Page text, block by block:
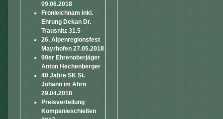
09.06.2018
Fronleichnam inkl.
Ehrung Dekan Dr.
Trausnitz 31.5
26. Alpenregionsfest
Mayrhofen 27.05.2018
90er Ehrenoberjäger
Anton Hechenberger
40 Jahre SK St.
Johann im Ahrn
29.04.2018
Preisverteilung
Kompanieschießen